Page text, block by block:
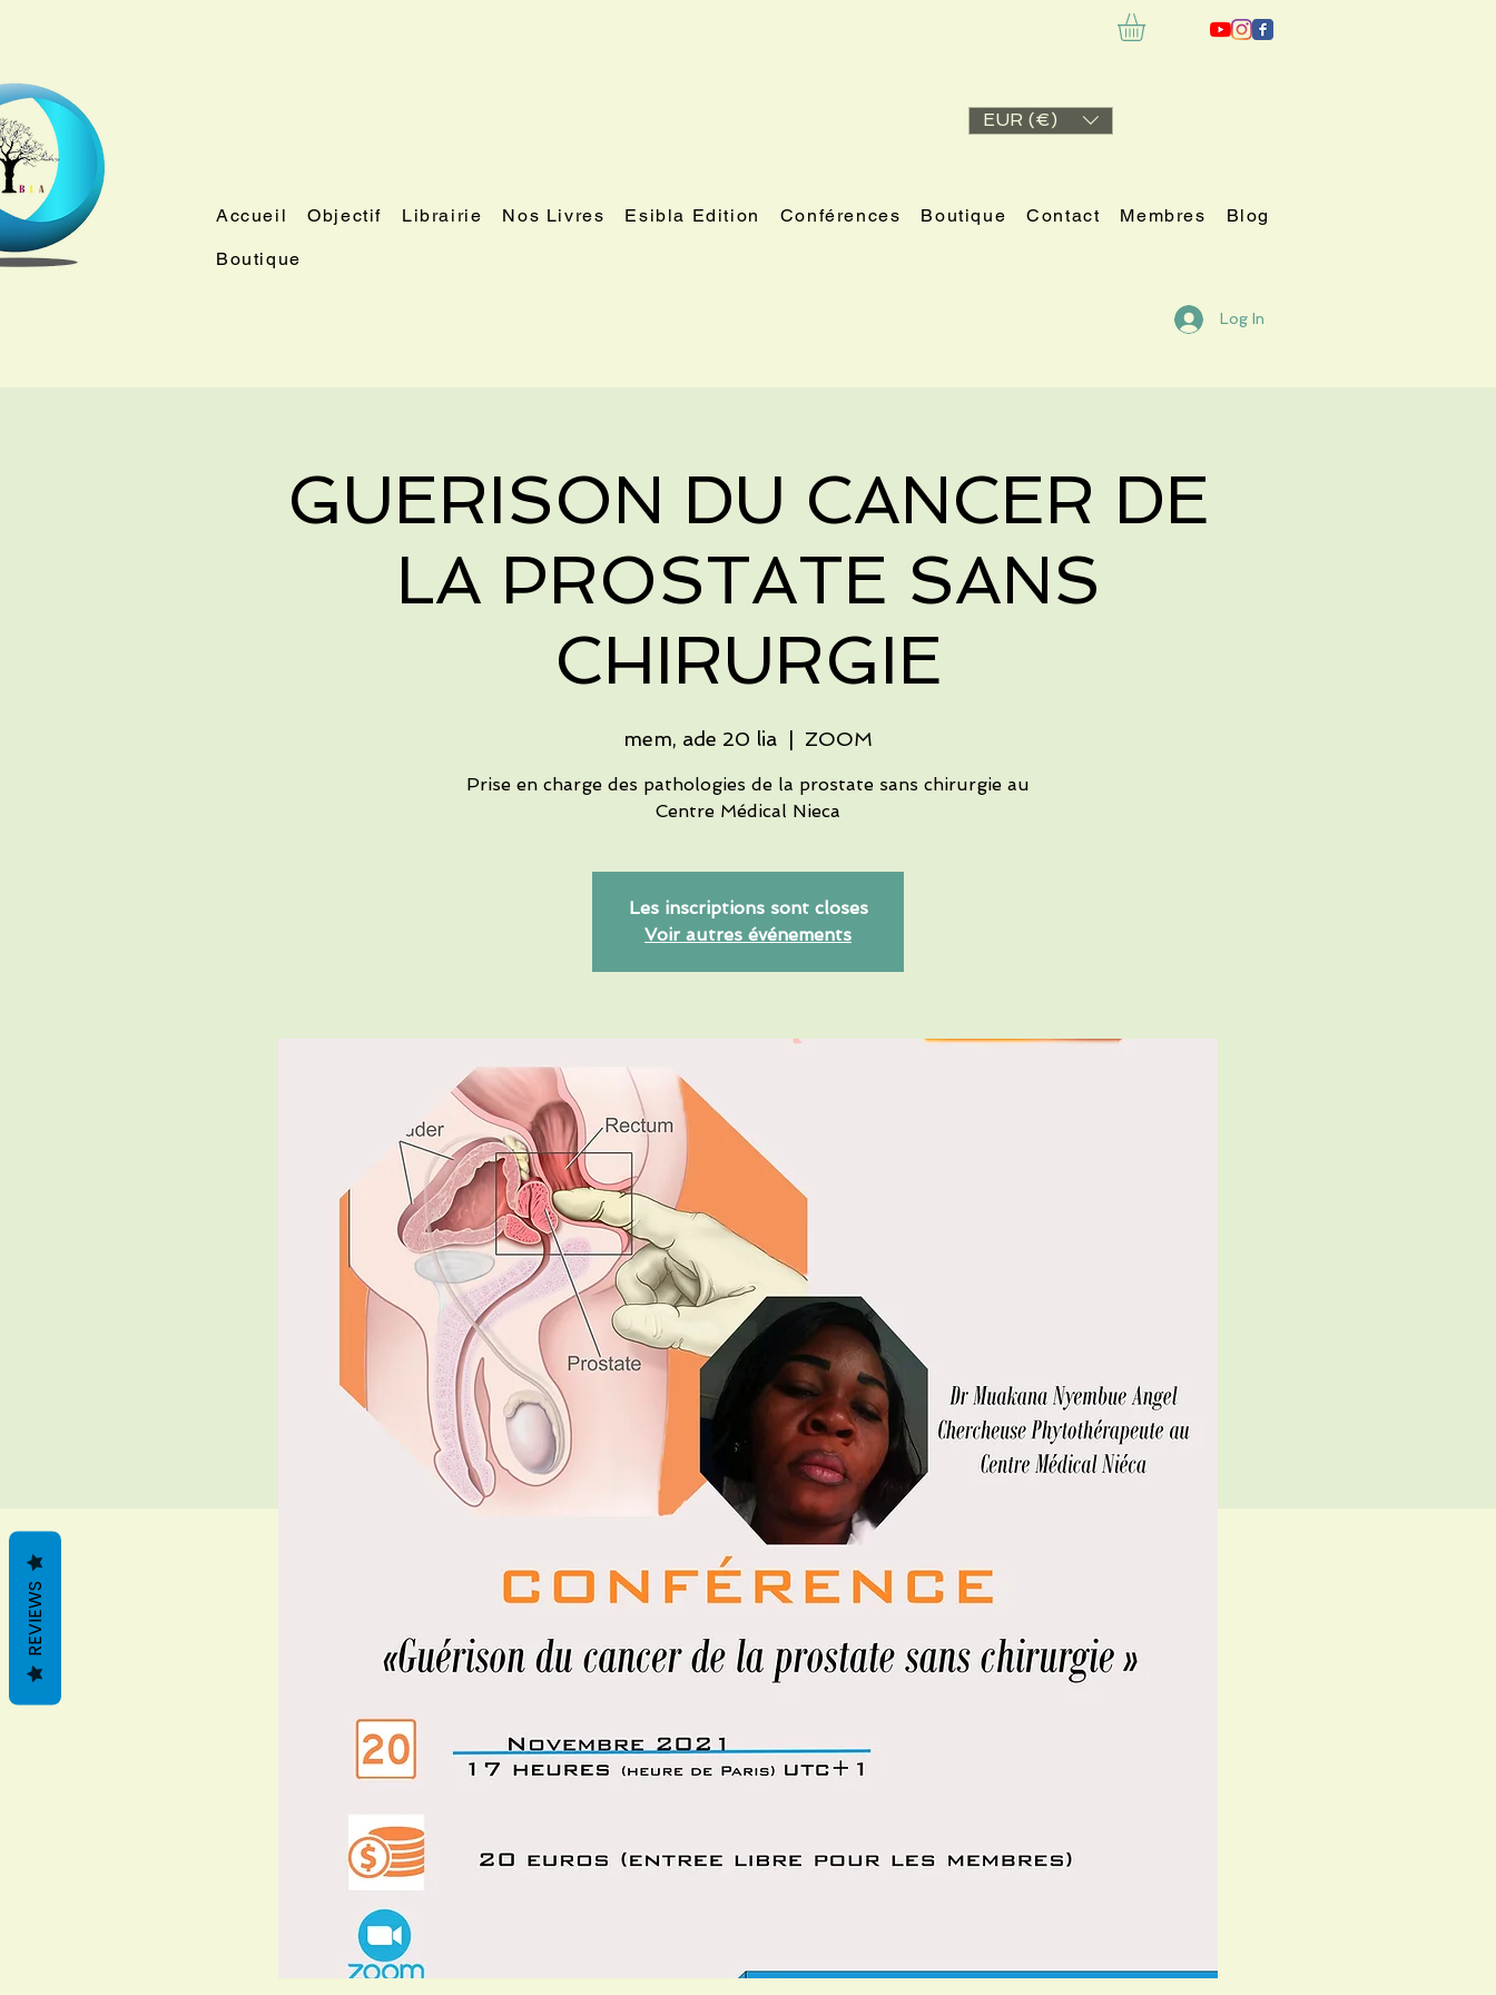
EUR (€)
Accueil Objectif Librairie Nos Livres Esibla Edition Conférences Boutique Contact Membres Blog
Boutique
Log In
GUERISON DU CANCER DE
LA PROSTATE SANS
CHIRURGIE
mem, ade 20 lia ZOOM
Prise en charge des pathologies de la prostate sans chirurgie au
Centre Médical Nieca
Les inscriptions sont closes
Voir autres événements
REVIEWS